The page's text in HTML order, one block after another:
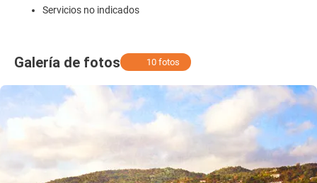
Servicios no indicados
Galería de fotos 10 fotos